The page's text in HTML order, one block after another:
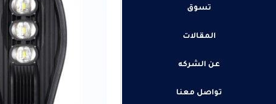
تسوق
المقالات
عن الشركه
تواصل معنا